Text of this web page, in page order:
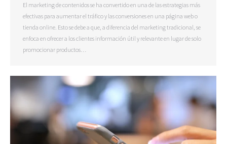
El marketing de contenidos se ha convertido en una de las estrategias más
efectivas para aumentar el tráfico y las conversiones en una página web o
tienda online. Esto se debe a que, a diferencia del marketing tradicional, se
enfoca en ofrecer a los clientes información útil y relevante en lugar de solo
promocionar productos…